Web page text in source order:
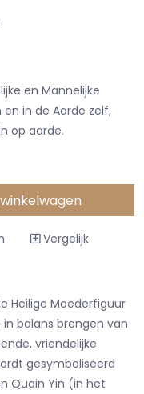
en Mannelijke
in de Aarde zelf,
op aarde.
Vergelijk
Heilige Moederfiguur
balans brengen van
vriendelijke
gesymboliseerd
Quain Yin (in het